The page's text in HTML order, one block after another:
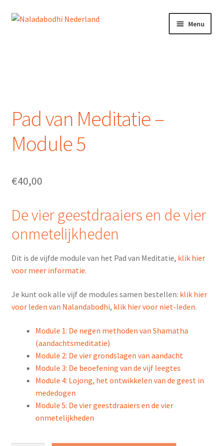
Ga
Ga
Menu
Winkelmand
NEDERLANDS
Pad van Meditatie –
Module 5
€40,00
De vier geestdraaiers en de vier
onmetelijkheden
Dit is de vijfde module van het Pad van Meditatie, klik hier
voor meer informatie.
Je kunt ook alle vijf de modules samen bestellen: klik hier
voor leden van Nalandabodhi, klik hier voor niet-leden.
Module 1: De negen methoden van Shamatha
(aandachtsmeditatie)
Module 2: De vier grondslagen van aandacht
Module 3: De beoefening van de vijf leegtes
Module 4: Lojong, het ontwikkelen van de geest in
mededogen
Module 5: De vier geestdraaiers en de vier
onmetelijkheden